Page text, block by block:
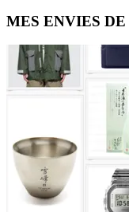
Primary
Sidebar
MES ENVIES